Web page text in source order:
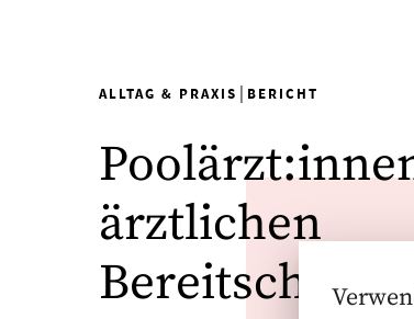
ALLTAG & PRAXIS | BERICHT
ärztlichen